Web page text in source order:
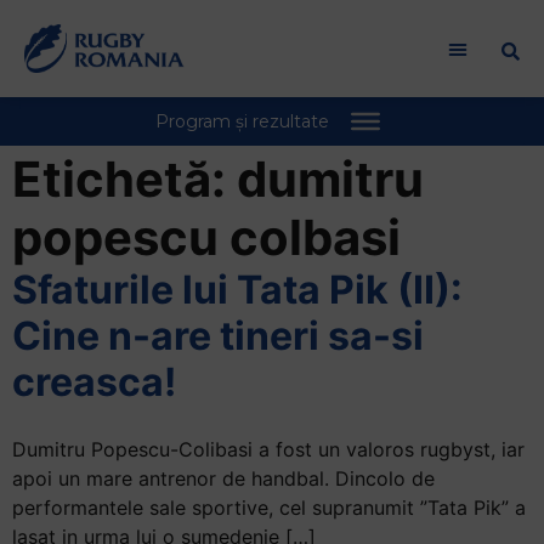
Etichetă: dumitru
popescu colbasi
Sfaturile lui Tata Pik (II):
Cine n-are tineri sa-si
creasca!
Dumitru Popescu-Colibasi a fost un valoros rugbyst, iar
apoi un mare antrenor de handbal. Dincolo de
performantele sale sportive, cel supranumit ”Tata Pik” a
lasat in urma lui o sumedenie […]